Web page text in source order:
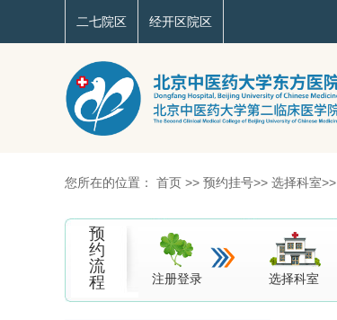
二七院区 经开区院区
您所在的位置： 首页 >> 预约挂号>> 选择科室>>
预
约
流
程
注册登录 选择科室